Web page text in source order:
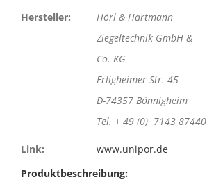
Hersteller:
Hörl & Hartmann
Ziegeltechnik GmbH &
Co. KG
Erligheimer Str. 45
D-74357 Bönnigheim
Tel. + 49 (0) 7143 87440
Link:
www.unipor.de
Produktbeschreibung: